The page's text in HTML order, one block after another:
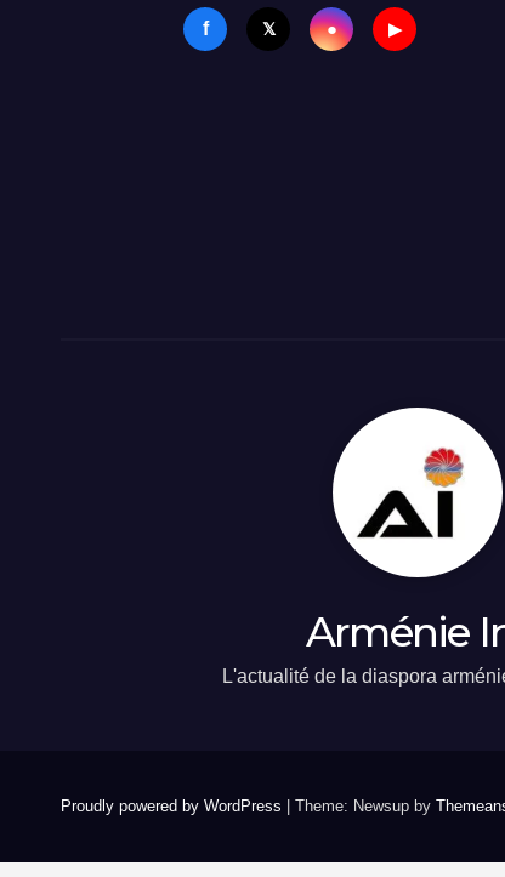
f 𝕏 ● ▶
Arménie
L'actualité de la diaspora
Proudly powered by WordPress Theme: Newsup by